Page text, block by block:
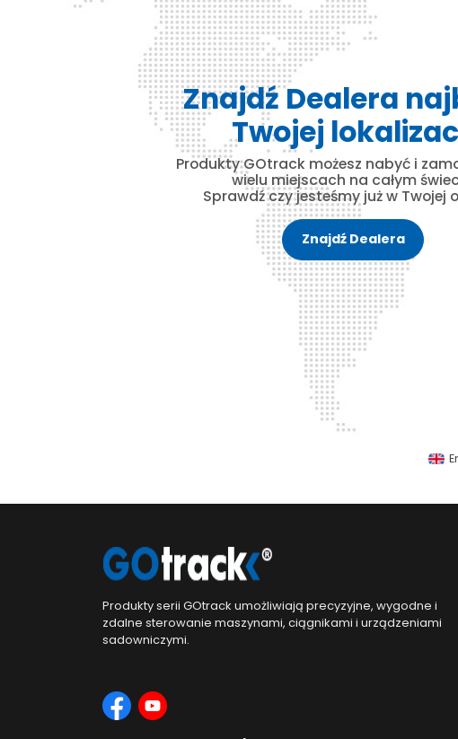
Znajdź Dealera
Twojej
Produkty GOtrack możesz nabyć i
wielu miejscach na całym
Sprawdź czy jesteśmy już w Twojej
Znajdź Dealera
Produkty serii GOtrack umożliwiają precyzyjne, wygodne i
zdalne sterowanie maszynami, ciągnikami i urządzeniami
sadowniczymi.